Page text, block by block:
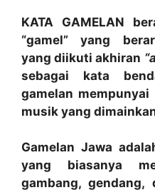
KATA GAMELAN
“gamel” yang
yang diikuti akhiran
sebagai kata
gamelan
musik yang
Gamelan Jawa
yang biasanya
gambang,